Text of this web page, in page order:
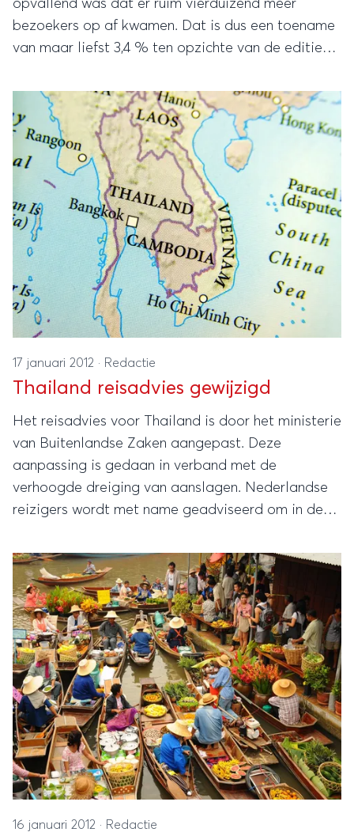
opvallend was dat er ruim vierduizend meer
bezoekers op af kwamen. Dat is dus een toename
van maar liefst 3,4 % ten opzichte van de editie
bezoekers waren zowel geïnteresseerd in reizen
binnen Europa als in reizen naar verre
bestemmingen.
17 januari 2012 · Redactie
Thailand reisadvies gewijzigd
Het reisadvies voor Thailand is door het ministerie
van Buitenlandse Zaken aangepast. Deze
aanpassing is gedaan in verband met de
verhoogde dreiging van aanslagen. Nederlandse
reizigers wordt met name geadviseerd om in de
waar zich veel westerse toeristen bevinden.
16 januari 2012 · Redactie